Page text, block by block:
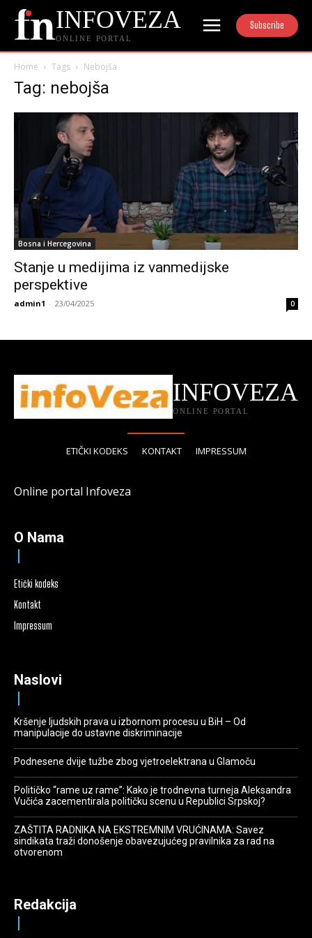
INFOVEZA
ONLINE PORTAL
Subscribe
Home Tags Nebojša
Tag: nebojša
Bosna i Hercegovina
Stanje u medijima iz vanmedijske
perspektive
admin1 - 23/04/2025 0
INFOVEZA
ONLINE PORTAL
ETIČKI KODEKS KONTAKT IMPRESSUM
Online portal Infoveza
O Nama
Etički kodeks
Kontakt
Impressum
Naslovi
Kršenje ljudskih prava u izbornom procesu u BiH – Od
manipulacije do ustavne diskriminacije
Podnesene dvije tužbe zbog vjetroelektrana u Glamoču
Političko “rame uz rame”: Kako je trodnevna turneja Aleksandra
Vučića zacementirala političku scenu u Republici Srpskoj?
ZAŠTITA RADNIKA NA EKSTREMNIM VRUĆINAMA: Savez
sindikata traži donošenje obavezujućeg pravilnika za rad na
otvorenom
Redakcija